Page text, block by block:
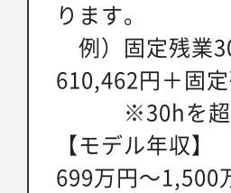
ります。
例）固定残業
610,462円＋固
※30hを超え
【モデル年収】
699万円～1,500